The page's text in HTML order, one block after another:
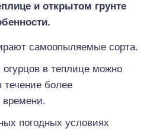
и открытом грунте
самоопыляемые сорта.
в теплице можно
течение более
времени.
погодных условиях